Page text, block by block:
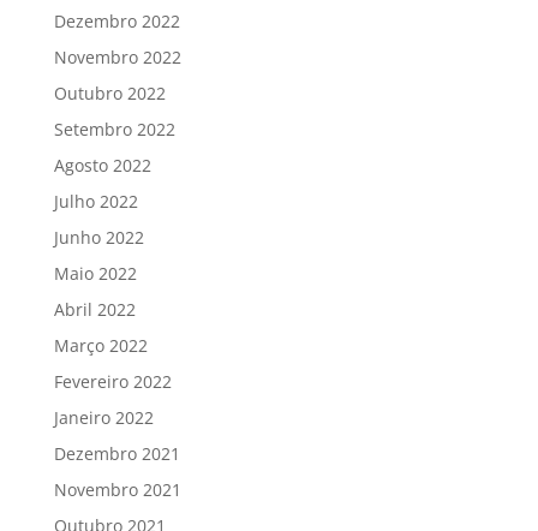
Dezembro 2022
Novembro 2022
Outubro 2022
Setembro 2022
Agosto 2022
Julho 2022
Junho 2022
Maio 2022
Abril 2022
Março 2022
Fevereiro 2022
Janeiro 2022
Dezembro 2021
Novembro 2021
Outubro 2021